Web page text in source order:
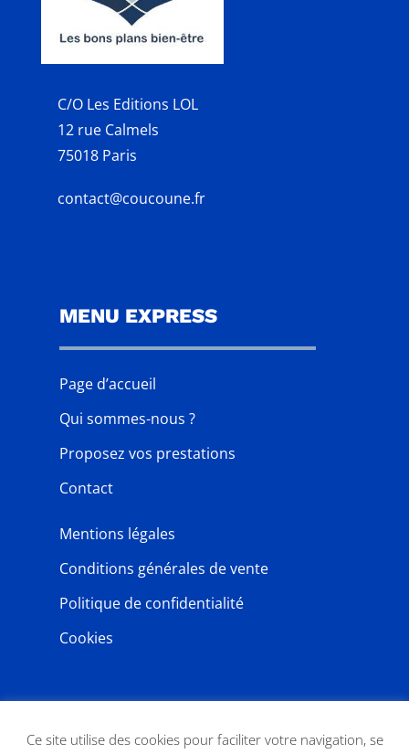
C/O Les Editions LOL
12 rue Calmels
75018 Paris
contact@coucoune.fr
MENU EXPRESS
Page d’accueil
Qui sommes-nous ?
Proposez vos prestations
Contact
Mentions légales
Conditions générales de vente
Politique de confidentialité
Cookies
Ce site utilise des cookies pour faciliter votre navigation, se